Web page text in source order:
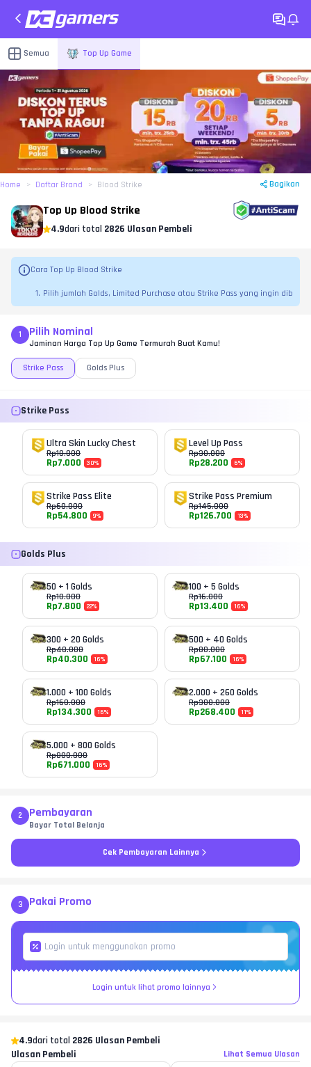
Semua Top Up Game
Home Daftar Brand Blood Strike Bagikan
Top Up Blood Strike
4.9dari total 2826 Ulasan Pembeli
Cara Top Up Blood Strike
Pilih jumlah Golds, Limited Purchase atau Strike Pass yang ingin dib
eli
Pakai promo
Masukkan informasi User ID dan Server
Lakukan pembayaran dan selesai
1 Pilih Nominal
Jaminan Harga Top Up Game Termurah Buat Kamu!
Strike Pass Golds Plus
Strike Pass
Ultra Skin Lucky Chest
Rp10.000
Rp7.000 30%
Level Up Pass
Rp30.000
Rp28.200 6%
Strike Pass Elite
Rp60.000
Rp54.800 9%
Strike Pass Premium
Rp145.000
Rp126.700 13%
Golds Plus
50 + 1 Golds
Rp10.000
Rp7.800 22%
100 + 5 Golds
Rp16.000
Rp13.400 16%
300 + 20 Golds
Rp48.000
Rp40.300 16%
500 + 40 Golds
Rp80.000
Rp67.100 16%
1.000 + 100 Golds
Rp160.000
Rp134.300 16%
2.000 + 260 Golds
Rp300.000
Rp268.400 11%
5.000 + 800 Golds
Rp800.000
Rp671.000 16%
2 Pembayaran
Bayar Total Belanja
Cek Pembayaran Lainnya
3 Pakai Promo
Login untuk lihat promo lainnya
4.9dari total 2826 Ulasan Pembeli
Ulasan Pembeli
Lihat Semua Ulasan